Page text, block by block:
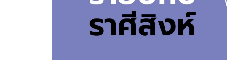
สงวนลิขสิทธิ์ ©2569บริษัท อิมเมจ ฟิวเจอร์ (ประเทศไทย) จำกัด